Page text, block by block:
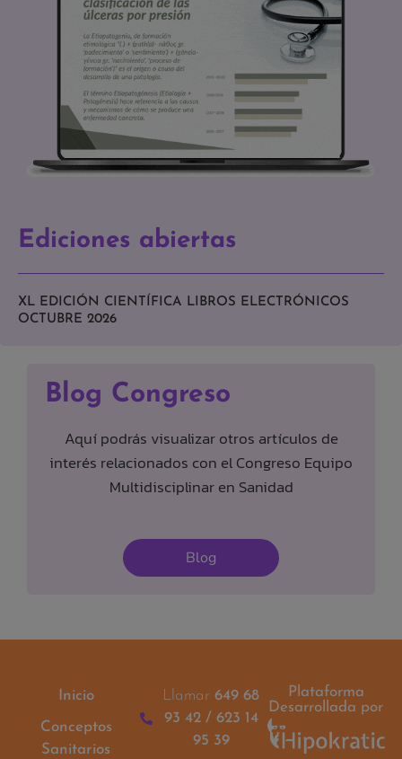
Ediciones abiertas
XL EDICIÓN CIENTÍFICA LIBROS ELECTRÓNICOS
OCTUBRE 2026
Blog Congreso
Aquí podrás visualizar otros artículos de
interés relacionados con el Congreso Equipo
Multidisciplinar en Sanidad
Blog
Inicio
Conceptos
Sanitarios
Llamar649 68
93 42 / 623 14
95 39
Plataforma
Desarrollada por